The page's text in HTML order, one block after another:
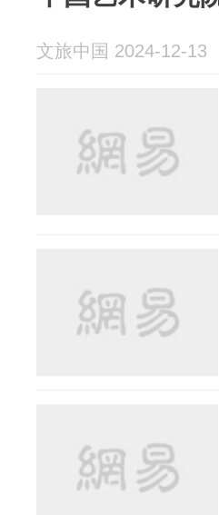
文旅中国 2024-12-13